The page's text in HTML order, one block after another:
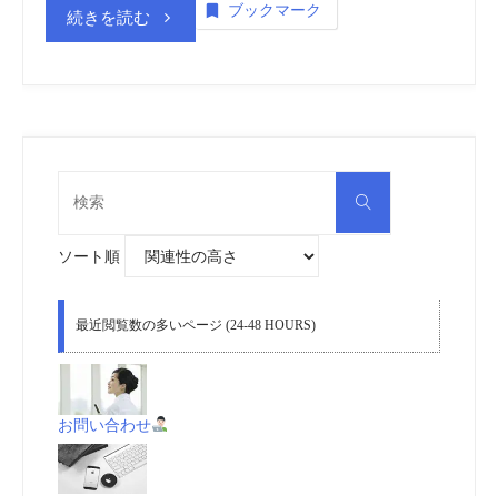
(embedded/playlist)
산
続きを読む“韓
産
物
質
ブックマーク
検
ソート順
最近閲覧数の多いページ (24-48 HOURS)
お問い合わせ